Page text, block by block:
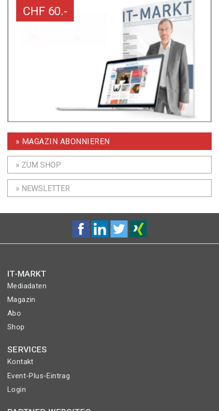
CHF 60.-
» MAGAZIN ABONNIEREN
» ZUM SHOP
» NEWSLETTER
IT-MARKT
Mediadaten
Magazin
Abo
Shop
SERVICES
Kontakt
Event-Plus-Eintrag
Login